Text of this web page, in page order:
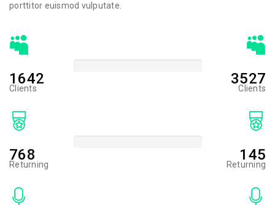
porttitor euismod vulputate.
1642
Clients
3527
Clients
768
Returning
145
Returning